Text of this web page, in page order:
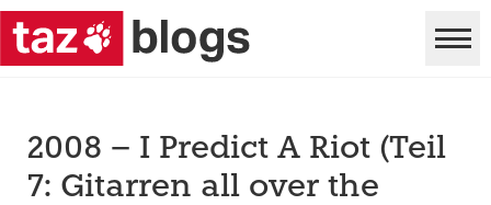
2008 – I Predict A Riot (Teil
7: Gitarren all over the